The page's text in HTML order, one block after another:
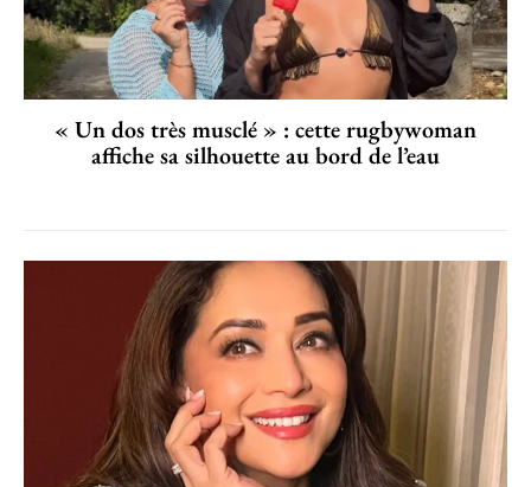
« Un dos très musclé » : cette rugbywoman
affiche sa silhouette au bord de l’eau